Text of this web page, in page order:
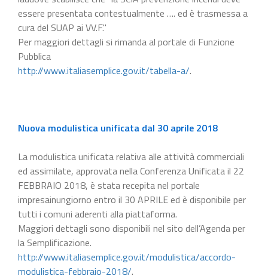
essere presentata contestualmente …. ed è trasmessa a
cura del SUAP ai VV.F."
Per maggiori dettagli si rimanda al portale di Funzione
Pubblica
http://www.italiasemplice.gov.it/tabella-a/.
Nuova modulistica unificata dal 30 aprile 2018
La modulistica unificata relativa alle attività commerciali
ed assimilate, approvata nella Conferenza Unificata il 22
FEBBRAIO 2018, è stata recepita nel portale
impresainungiorno entro il 30 APRILE ed è disponibile per
tutti i comuni aderenti alla piattaforma.
Maggiori dettagli sono disponibili nel sito dell’Agenda per
la Semplificazione.
http://www.italiasemplice.gov.it/modulistica/accordo-
modulistica-febbraio-2018/.